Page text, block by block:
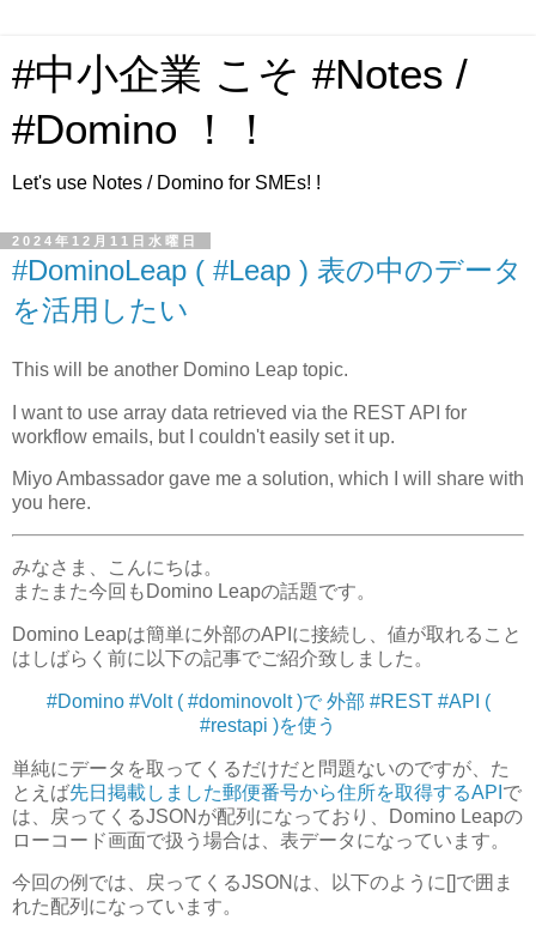
#中小企業 こそ #Notes /
#Domino ！！
Let's use Notes / Domino for SMEs! !
2024年12月11日水曜日
#DominoLeap ( #Leap ) 表の中のデータ
を活用したい
This will be another Domino Leap topic.
I want to use array data retrieved via the REST API for
workflow emails, but I couldn't easily set it up.
Miyo Ambassador gave me a solution, which I will share with
you here.
みなさま、こんにちは。
またまた今回もDomino Leapの話題です。
Domino Leapは簡単に外部のAPIに接続し、値が取れること
はしばらく前に以下の記事でご紹介致しました。
#Domino #Volt ( #dominovolt )で 外部 #REST #API (
#restapi )を使う
単純にデータを取ってくるだけだと問題ないのですが、た
とえば先日掲載しました郵便番号から住所を取得するAPI で
は、戻ってくるJSONが配列になっており、Domino Leapの
ローコード画面で扱う場合は、表データになっています。
今回の例では、戻ってくるJSONは、以下のように[]で囲ま
れた配列になっています。